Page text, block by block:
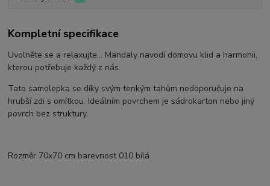
Kompletní specifikace
Uvolněte se a relaxujte... Mandaly navodí domovu klid a harmonii,
kterou potřebuje každý z nás.
Tato samolepka se díky svým tenkým tahům nedoporučuje na
hrubší zdi s omítkou. Ideálním povrchem je sádrokarton nebo jiný
povrch bez struktury.
Rozměr 70x70 cm barevnost 010 bílá.